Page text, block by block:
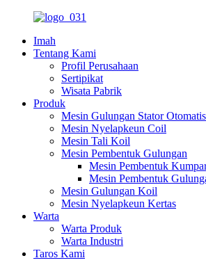
Imah
Tentang Kami
Profil Perusahaan
Sertipikat
Wisata Pabrik
Produk
Mesin Gulungan Stator
Mesin Nyelapkeun Coil
Mesin Tali Koil
Mesin Pembentuk Gulungan
Mesin Pembentuk
Mesin Pembentuk
Mesin Gulungan Koil
Mesin Nyelapkeun Kertas
Warta
Warta Produk
Warta Industri
Taros Kami